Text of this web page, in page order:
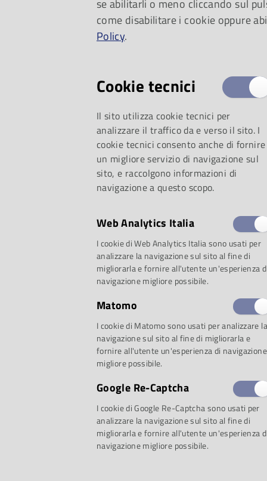
internazionale.
A Frédéric
sarà dedicata
della Casa della
Parma grandi
se abilitarli o meno cliccando sul
come disabilitare i cookie oppure
Policy.
Cookie tecnici
Il sito utilizza cookie tecnici per
analizzare il traffico da e verso il sito. I
cookie tecnici consento anche di fornire
un migliore servizio di navigazione sul
sito, e raccolgono informazioni di
navigazione a questo scopo.
Web Analytics Italia
I cookie di Web Analytics Italia sono usati per
analizzare la navigazione sul sito al fine di
migliorarla e fornire all'utente un'esperienza
navigazione migliore possibile.
Matomo
I cookie di Matomo sono usati per analizzare la
navigazione sul sito al fine di migliorarla e
fornire all'utente un'esperienza di navigazione
migliore possibile.
Google Re-Captcha
I cookie di Google Re-Captcha sono usati per
analizzare la navigazione sul sito al fine di
migliorarla e fornire all'utente un'esperienza
navigazione migliore possibile.